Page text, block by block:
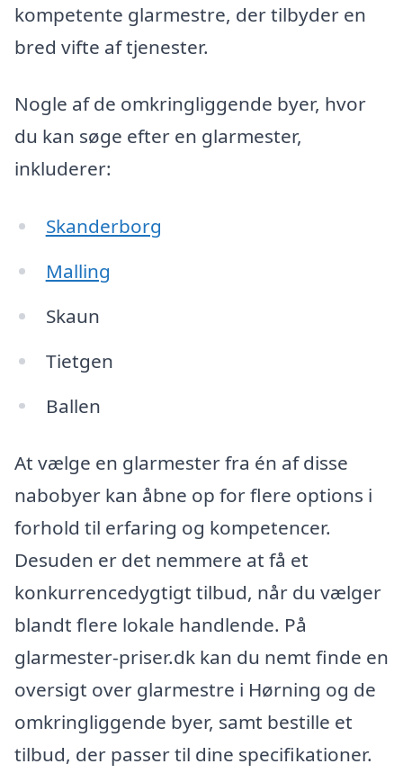
kompetente glarmestre, der tilbyder en
bred vifte af tjenester.
Nogle af de omkringliggende byer, hvor
du kan søge efter en glarmester,
inkluderer:
Skanderborg
Malling
Skaun
Tietgen
Ballen
At vælge en glarmester fra én af disse
nabobyer kan åbne op for flere options i
forhold til erfaring og kompetencer.
Desuden er det nemmere at få et
konkurrencedygtigt tilbud, når du vælger
blandt flere lokale handlende. På
glarmester-priser.dk kan du nemt finde en
oversigt over glarmestre i Hørning og de
omkringliggende byer, samt bestille et
tilbud, der passer til dine specifikationer.